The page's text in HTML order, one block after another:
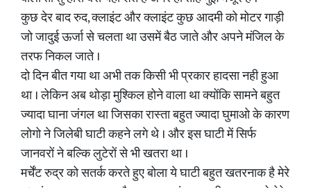
कुछ देर बाद रुद, क्लाइंट और क्लाइंट कुछ आदमी को मोटर गाड़ी
जो जादुई ऊर्जा से चलता था उसमें बैठ जाते और अपने मंजिल के
तरफ निकल जाते ।
दो दिन बीत गया था अभी तक किसी भी प्रकार हादसा नही हुआ
था । लेकिन अब थोड़ा मुश्किल होने वाला था क्योंकि सामने बहुत
ज्यादा घाना जंगल था जिसका रास्ता बहुत ज्यादा घुमाओ के कारण
लोगो ने जिलेबी घाटी कहने लगे थे । और इस घाटी में सिर्फ
जानवरों ने बल्कि लुटेरों से भी खतरा था ।
मर्चेंट रुद्र को सतर्क करते हुए बोला ये घाटी बहुत खतरनाक है मेरे